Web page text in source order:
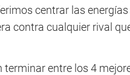
centrar las
contra cualquier rival
terminar entre los 4